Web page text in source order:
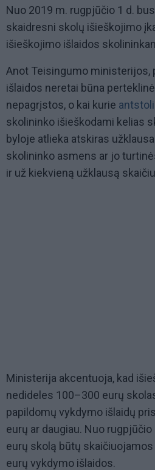
Nuo 2019 m. rugpjūčio 1 d.
skaidresni skolų išieškojimo
išieškojimo išlaidos
Anot Teisingumo ministerijos,
išlaidos neretai būna
nepagrįstos, o kai kurie
skolininko išieškodami kelias
byloje atlieka atskiras
skolininko asmens ar jo
ir už kiekvieną užklausą
Ministerija akcentuoja, kad
nedideles 100–300 eurų
papildomų vykdymo išlaidų
eurų ar daugiau. Nuo
eurų skolą būtų
eurų vykdymo išlaidos.